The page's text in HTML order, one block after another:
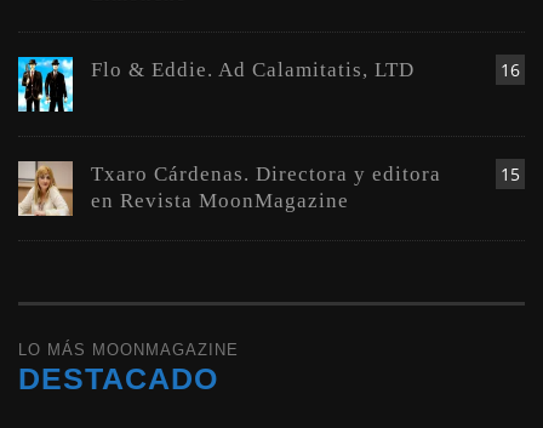
16
Flo & Eddie. Ad Calamitatis, LTD
15
Txaro Cárdenas. Directora y editora
en Revista MoonMagazine
LO MÁS MOONMAGAZINE
DESTACADO